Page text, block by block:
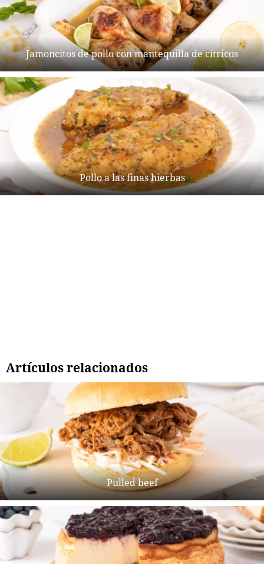
Jamoncitos de pollo con mantequilla de cítricos
Pollo a las finas hierbas
Artículos relacionados
Pulled beef